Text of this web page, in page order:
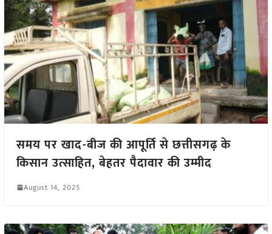
समय पर खाद-बीज की आपूर्ति से छत्तीसगढ़ के
किसान उत्साहित, बेहतर पैदावार की उम्मीद
August 14, 2025